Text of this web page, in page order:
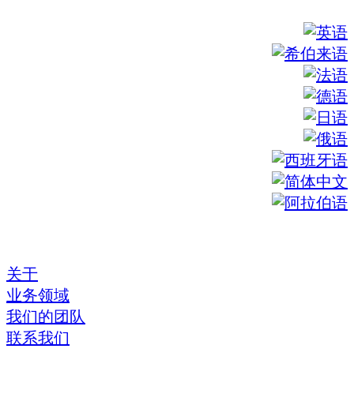
关于
业务领域
我们的团队
联系我们